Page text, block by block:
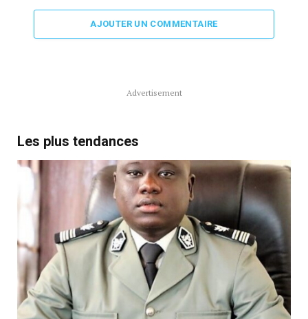
AJOUTER UN COMMENTAIRE
Advertisement
Les plus tendances